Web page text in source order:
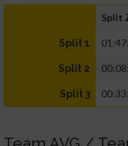
Split
Split 1
Split 2
Split 3